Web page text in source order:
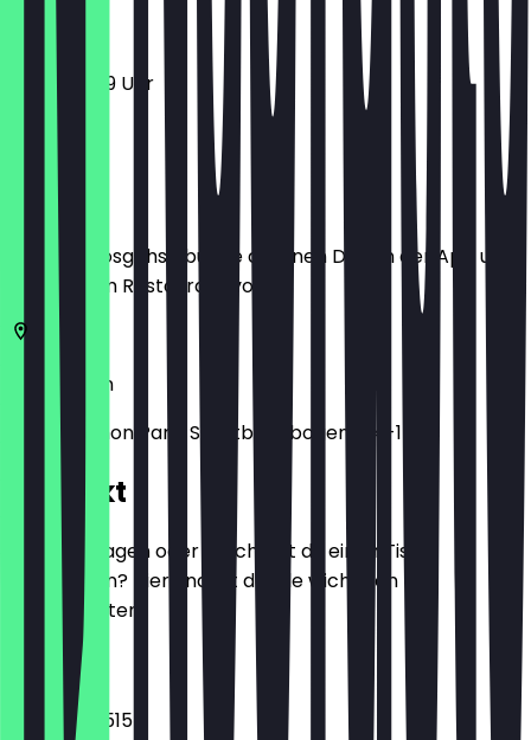
11:00 - 23:59 Uhr
Bevor du losgehst, buche dir einen Deal in der App und
zeige ihn im Restaurant vor.
Berlin
James Simon Park, Stadtbahnbogen 154-155
Kontakt
Hast du Fragen oder möchtest du einen Tisch
reservieren? Hier findest du alle wichtigen
Kontaktdaten.
Telefon
03020054515